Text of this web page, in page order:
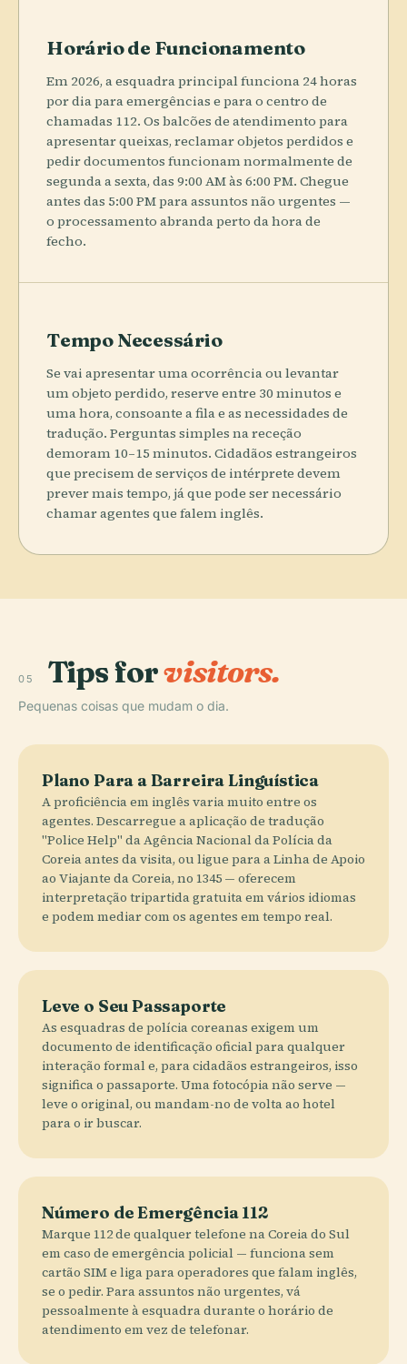
Horário de Funcionamento
Em 2026, a esquadra principal funciona 24 horas
por dia para emergências e para o centro de
chamadas 112. Os balcões de atendimento para
apresentar queixas, reclamar objetos perdidos e
pedir documentos funcionam normalmente de
segunda a sexta, das 9:00 AM às 6:00 PM. Chegue
antes das 5:00 PM para assuntos não urgentes —
o processamento abranda perto da hora de
fecho.
Tempo Necessário
Se vai apresentar uma ocorrência ou levantar
um objeto perdido, reserve entre 30 minutos e
uma hora, consoante a fila e as necessidades de
tradução. Perguntas simples na receção
demoram 10–15 minutos. Cidadãos estrangeiros
que precisem de serviços de intérprete devem
prever mais tempo, já que pode ser necessário
chamar agentes que falem inglês.
05 Tips forvisitors.
Pequenas coisas que mudam o dia.
Plano Para a Barreira Linguística
A proficiência em inglês varia muito entre os
agentes. Descarregue a aplicação de tradução
"Police Help" da Agência Nacional da Polícia da
Coreia antes da visita, ou ligue para a Linha de Apoio
ao Viajante da Coreia, no 1345 — oferecem
interpretação tripartida gratuita em vários idiomas
e podem mediar com os agentes em tempo real.
Leve o Seu Passaporte
As esquadras de polícia coreanas exigem um
documento de identificação oficial para qualquer
interação formal e, para cidadãos estrangeiros, isso
significa o passaporte. Uma fotocópia não serve —
leve o original, ou mandam-no de volta ao hotel
para o ir buscar.
Número de Emergência 112
Marque 112 de qualquer telefone na Coreia do Sul
em caso de emergência policial — funciona sem
cartão SIM e liga para operadores que falam inglês,
se o pedir. Para assuntos não urgentes, vá
pessoalmente à esquadra durante o horário de
atendimento em vez de telefonar.